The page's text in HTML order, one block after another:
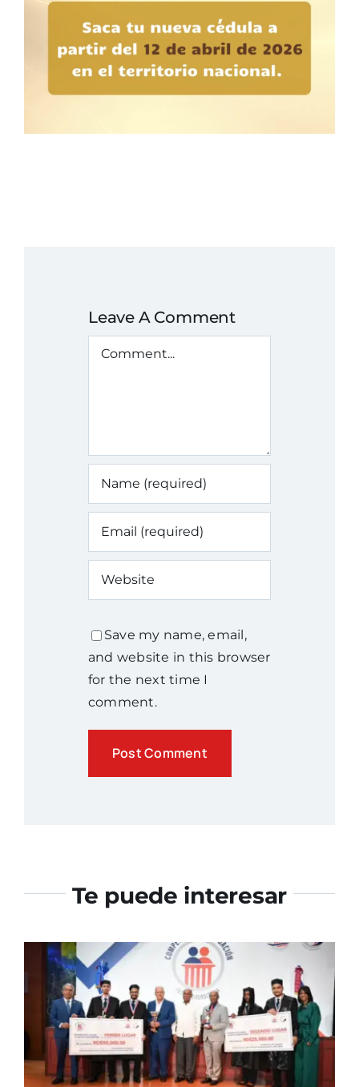
Leave A Comment
Comment
Save my name, email,
and website in this browser
for the next time I
comment.
Te puede interesar